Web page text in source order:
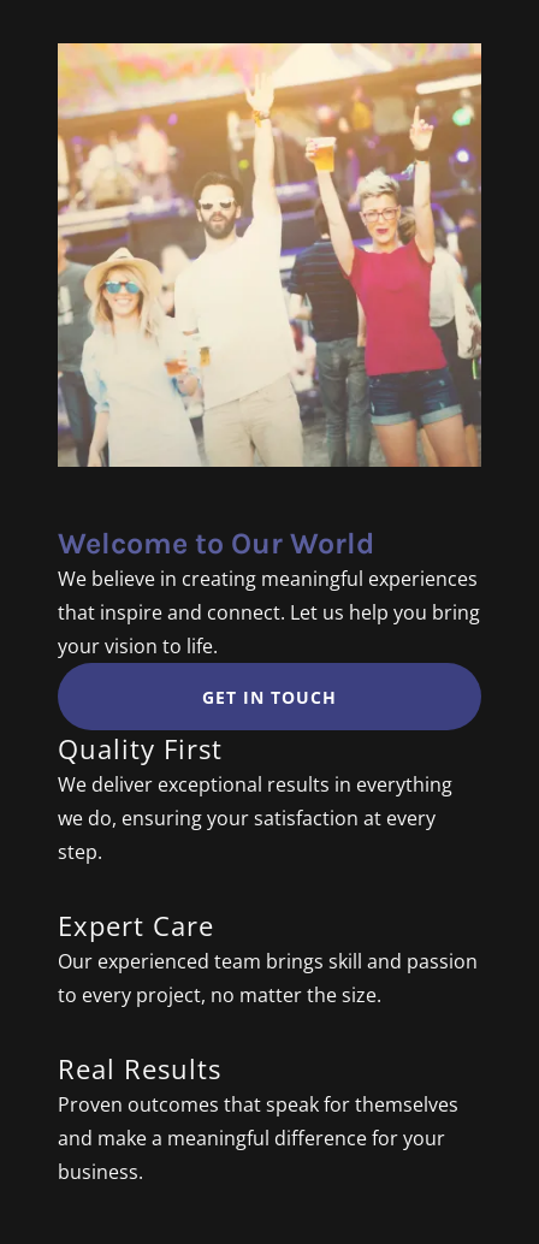
Welcome to Our World
We believe in creating meaningful experiences
that inspire and connect. Let us help you bring
your vision to life.
GET IN TOUCH
Quality First
We deliver exceptional results in everything
we do, ensuring your satisfaction at every
step.
Expert Care
Our experienced team brings skill and passion
to every project, no matter the size.
Real Results
Proven outcomes that speak for themselves
and make a meaningful difference for your
business.